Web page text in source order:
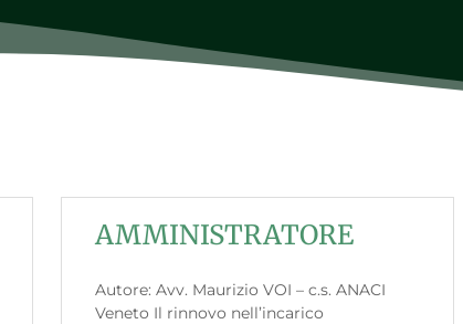
AMMINISTRATORE
Autore: Avv. Maurizio VOI – c.s. ANACI
Veneto Il rinnovo nell’incarico